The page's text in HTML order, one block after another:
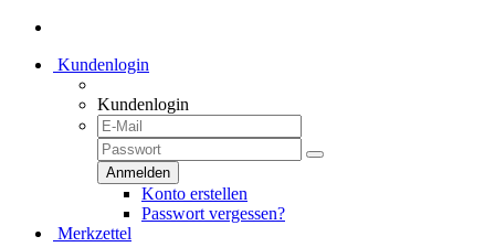
Kundenlogin
Kundenlogin
Konto erstellen
Passwort vergessen?
Merkzettel